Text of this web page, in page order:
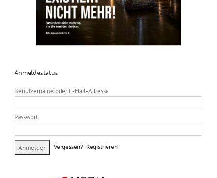
Anmeldestatus
Benutzername oder E-Mail-Adresse
Passwort
Vergessen? Registrieren